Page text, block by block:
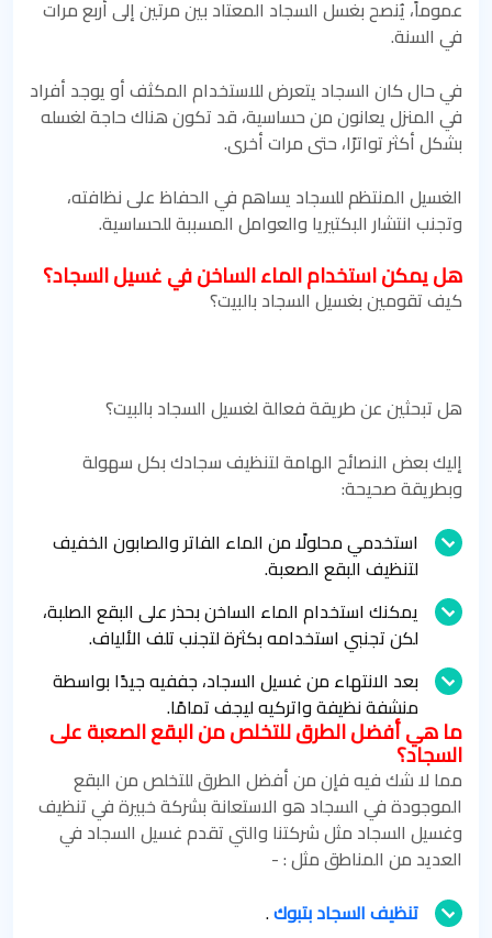
عموماً، يُنصح بغسل السجاد المعتاد بين مرتين إلى أربع مرات
في السنة.
في حال كان السجاد يتعرض للاستخدام المكثف أو يوجد أفراد
في المنزل يعانون من حساسية، قد تكون هناك حاجة لغسله
بشكل أكثر تواترًا، حتى مرات أخرى.
الغسيل المنتظم للسجاد يساهم في الحفاظ على نظافته،
وتجنب انتشار البكتيريا والعوامل المسببة للحساسية.
هل يمكن استخدام الماء الساخن في غسيل السجاد؟
كيف تقومين بغسيل السجاد بالبيت؟
هل تبحثين عن طريقة فعالة لغسيل السجاد بالبيت؟
إليك بعض النصائح الهامة لتنظيف سجادك بكل سهولة
وبطريقة صحيحة:
استخدمي محلولًا من الماء الفاتر والصابون الخفيف
لتنظيف البقع الصعبة.
يمكنك استخدام الماء الساخن بحذر على البقع الصلبة،
لكن تجنبي استخدامه بكثرة لتجنب تلف الألياف.
بعد الانتهاء من غسيل السجاد، جففيه جيدًا بواسطة
منشفة نظيفة واتركيه ليجف تمامًا.
ما هي أفضل الطرق للتخلص من البقع الصعبة على
السجاد؟
مما لا شك فيه فإن من أفضل الطرق للتخلص من البقع
الموجودة في السجاد هو الاستعانة بشركة خبيرة في تنظيف
وغسيل السجاد مثل شركتنا والتي تقدم غسيل السجاد في
العديد من المناطق مثل : -
تنظيف السجاد بتبوك.